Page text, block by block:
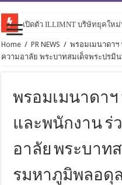
เปิดตัว ILLIMNT บริษัทยุคให
Home / PR NEWS / พรอมเมนาดา
ความอาลัย พระบาทสมเด็จพระปรมิ
พรอมเมนาดา
และพนักงาน ร่
อาลัย พระบาท
รมหาภูมิพลอดุ